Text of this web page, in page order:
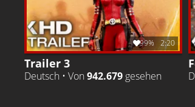
99% 2:20
Trailer 3
Deutsch • Von 942.679 gesehen